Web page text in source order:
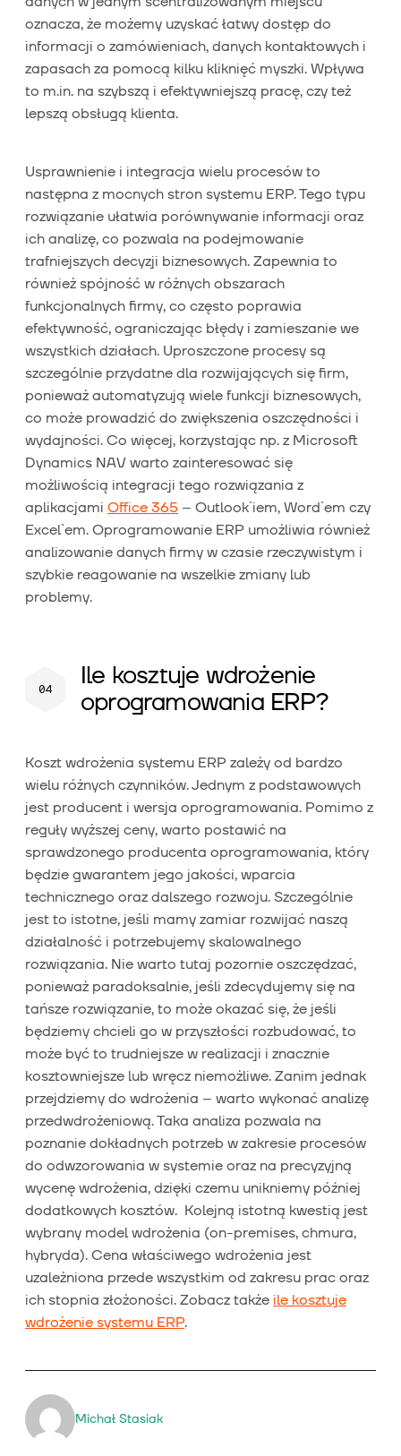
oznacza, że możemy uzyskać łatwy dostęp do
informacji o zamówieniach, danych kontaktowych i
zapasach za pomocą kilku kliknięć myszki. Wpływa
to m.in. na szybszą i efektywniejszą pracę, czy też
lepszą obsługą klienta.
Usprawnienie i integracja wielu procesów to
następna z mocnych stron systemu ERP. Tego typu
rozwiązanie ułatwia porównywanie informacji oraz
ich analizę, co pozwala na podejmowanie
trafniejszych decyzji biznesowych. Zapewnia to
również spójność w różnych obszarach
funkcjonalnych firmy, co często poprawia
efektywność, ograniczając błędy i zamieszanie we
wszystkich działach. Uproszczone procesy są
szczególnie przydatne dla rozwijających się firm,
ponieważ automatyzują wiele funkcji biznesowych,
co może prowadzić do zwiększenia oszczędności i
wydajności. Co więcej, korzystając np. z Microsoft
Dynamics NAV warto zainteresować się
możliwością integracji tego rozwiązania z
aplikacjami Office 365 – Outlook`iem, Word`em czy
Excel`em. Oprogramowanie ERP umożliwia również
analizowanie danych firmy w czasie rzeczywistym i
szybkie reagowanie na wszelkie zmiany lub
problemy.
Ile kosztuje wdrożenie
oprogramowania ERP?
Koszt wdrożenia systemu ERP zależy od bardzo
wielu różnych czynników. Jednym z podstawowych
jest producent i wersja oprogramowania. Pomimo z
reguły wyższej ceny, warto postawić na
sprawdzonego producenta oprogramowania, który
będzie gwarantem jego jakości, wparcia
technicznego oraz dalszego rozwoju. Szczególnie
jest to istotne, jeśli mamy zamiar rozwijać naszą
działalność i potrzebujemy skalowalnego
rozwiązania. Nie warto tutaj pozornie oszczędzać,
ponieważ paradoksalnie, jeśli zdecydujemy się na
tańsze rozwiązanie, to może okazać się, że jeśli
będziemy chcieli go w przyszłości rozbudować, to
może być to trudniejsze w realizacji i znacznie
kosztowniejsze lub wręcz niemożliwe. Zanim jednak
przejdziemy do wdrożenia – warto wykonać analizę
przedwdrożeniową. Taka analiza pozwala na
poznanie dokładnych potrzeb w zakresie procesów
do odwzorowania w systemie oraz na precyzyjną
wycenę wdrożenia, dzięki czemu unikniemy później
dodatkowych kosztów. Kolejną istotną kwestią jest
wybrany model wdrożenia (on-premises, chmura,
hybryda). Cena właściwego wdrożenia jest
uzależniona przede wszystkim od zakresu prac oraz
ich stopnia złożoności. Zobacz także ile kosztuje
wdrożenie systemu ERP.
Michał Stasiak